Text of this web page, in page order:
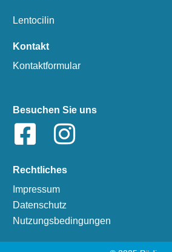
Lentocilin
Kontakt
Kontaktformular
Besuchen Sie uns
Rechtliches
Impressum
Datenschutz
Nutzungsbedingungen